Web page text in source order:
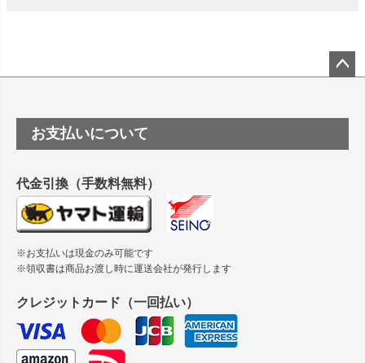
塩ビのロール紙で離型紙が透明の商品はありますか
つや消し半透明ラベルのロールタイプはありますか？
縦420mm×横650mmの包装紙に適した紙はありますか？
ップ
お支払いについて
代金引換（手数料無料）
※お支払いは現金のみ可能です
※領収書は商品お渡し時に運送会社が発行します
クレジットカード（一回払い）